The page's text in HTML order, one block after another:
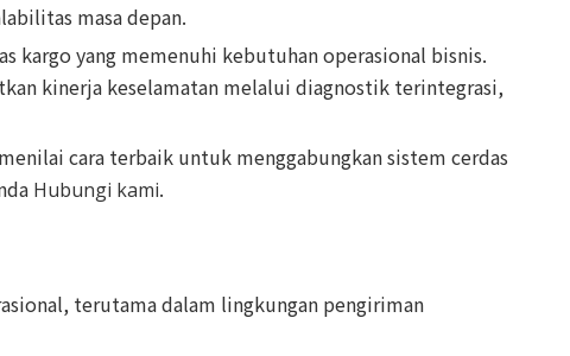
masa depan.
kargo yang memenuhi kebutuhan operasional bisnis.
kinerja keselamatan melalui diagnostik terintegrasi,
cara terbaik untuk menggabungkan sistem cerdas
Hubungi kami.
terutama dalam lingkungan pengiriman